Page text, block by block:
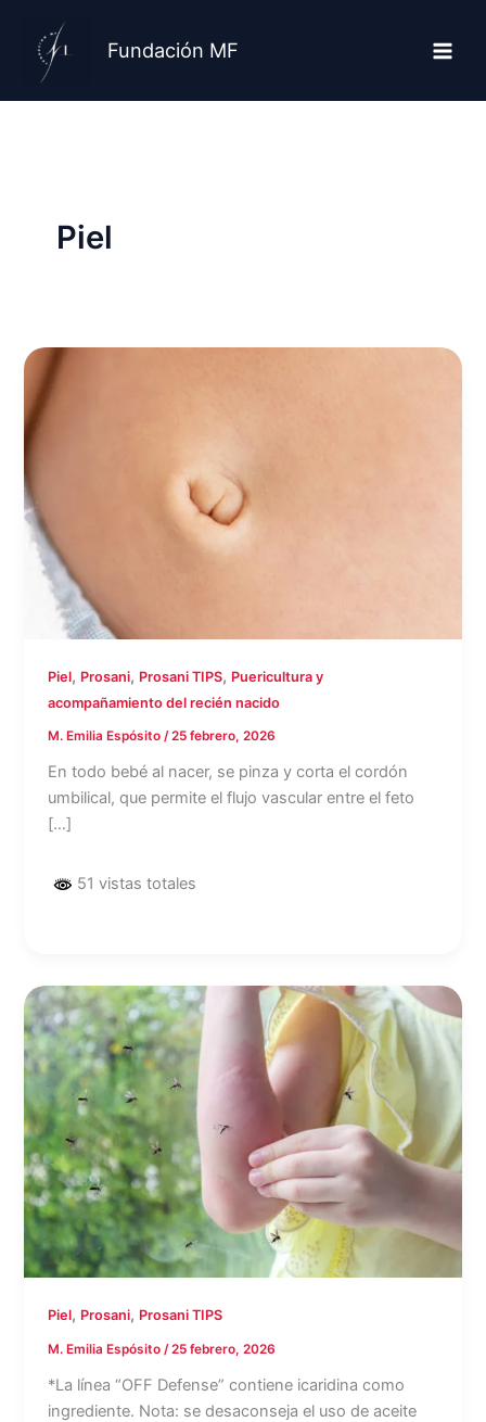
contenido
Fundación MF
Piel
Piel, Prosani, Prosani TIPS, Puericultura y
acompañamiento del recién nacido
M. Emilia Espósito/25 febrero, 2026
En todo bebé al nacer, se pinza y corta el cordón
umbilical, que permite el flujo vascular entre el feto
[…]
51 vistas totales
Piel, Prosani, Prosani TIPS
M. Emilia Espósito /25 febrero, 2026
*La línea “OFF Defense” contiene icaridina como
ingrediente. Nota: se desaconseja el uso de aceite